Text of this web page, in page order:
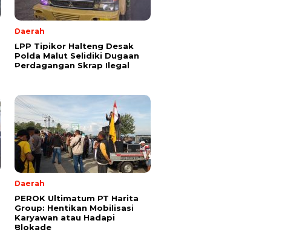
Daerah
LPP Tipikor Halteng Desak
Polda Malut Selidiki Dugaan
Perdagangan Skrap Ilegal
Daerah
PEROK Ultimatum PT Harita
Group: Hentikan Mobilisasi
Karyawan atau Hadapi
Blokade